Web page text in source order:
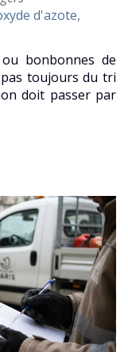
d'azote,
bonbonnes de
toujours du tri
doit passer par